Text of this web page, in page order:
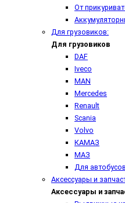
От
Для грузовиков:
Для грузовиков
DAF
Iveco
MAN
Mercedes
Renault
Scania
Volvo
КАМАЗ
МАЗ
Для автобусов
Аксессуары и
Аксессуары и